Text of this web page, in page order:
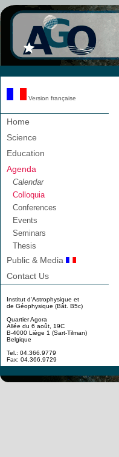
Version française
Home
Science
Education
Agenda
Calendar
Colloquia
Conferences
Events
Seminars
Thesis
Public & Media
Contact Us
Institut d'Astrophysique et
de Géophysique (Bât. B5c)
Quartier Agora
Allée du 6 août, 19C
B-4000 Liège 1 (Sart-Tilman)
Belgique
Tel.: 04.366.9779
Fax: 04.366.9729